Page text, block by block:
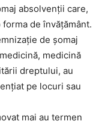
absolvenţii care,
de învăţământ.
de şomaj
medicină
dreptului, au
pe locuri sau
mai au termen